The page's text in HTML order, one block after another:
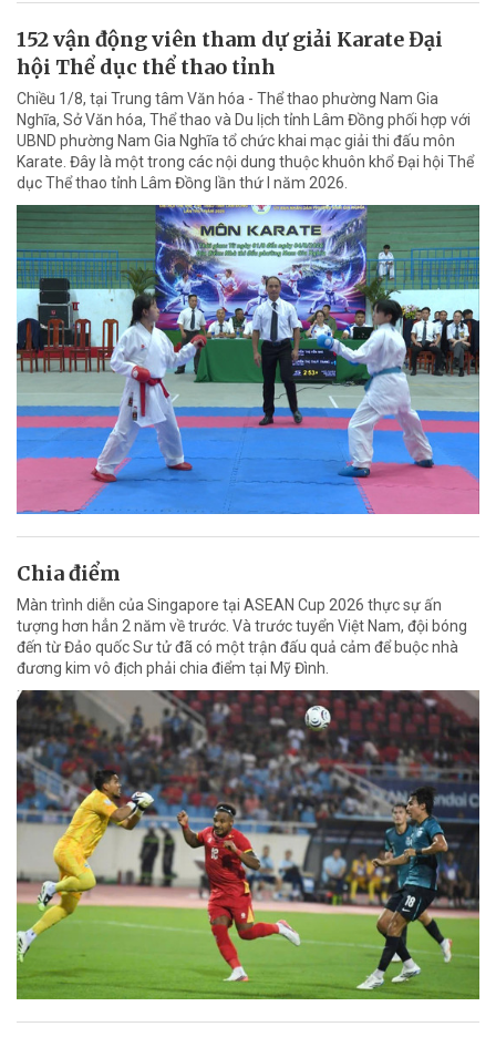
152 vận động viên tham dự giải Karate Đại
hội Thể dục thể thao tỉnh
Chiều 1/8, tại Trung tâm Văn hóa - Thể thao phường Nam Gia
Nghĩa, Sở Văn hóa, Thể thao và Du lịch tỉnh Lâm Đồng phối hợp với
UBND phường Nam Gia Nghĩa tổ chức khai mạc giải thi đấu môn
Karate. Đây là một trong các nội dung thuộc khuôn khổ Đại hội Thể
dục Thể thao tỉnh Lâm Đồng lần thứ I năm 2026.
Chia điểm
Màn trình diễn của Singapore tại ASEAN Cup 2026 thực sự ấn
tượng hơn hẳn 2 năm về trước. Và trước tuyển Việt Nam, đội bóng
đến từ Đảo quốc Sư tử đã có một trận đấu quả cảm để buộc nhà
đương kim vô địch phải chia điểm tại Mỹ Đình.